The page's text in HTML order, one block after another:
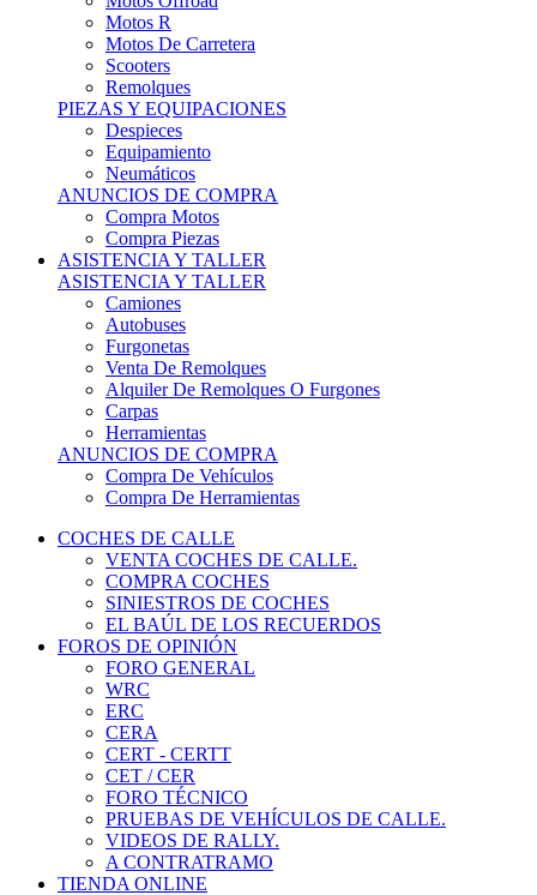
Motos R
Motos De Carretera
Scooters
Remolques
PIEZAS Y EQUIPACIONES
Despieces
Equipamiento
Neumáticos
ANUNCIOS DE COMPRA
Compra Motos
Compra Piezas
ASISTENCIA Y TALLER
ASISTENCIA Y TALLER
Camiones
Autobuses
Furgonetas
Venta De Remolques
Alquiler De Remolques O Furgones
Carpas
Herramientas
ANUNCIOS DE COMPRA
Compra De Vehículos
Compra De Herramientas
COCHES DE CALLE
VENTA COCHES DE CALLE.
COMPRA COCHES
SINIESTROS DE COCHES
EL BAÚL DE LOS RECUERDOS
FOROS DE OPINIÓN
FORO GENERAL
WRC
ERC
CERA
CERT - CERTT
CET / CER
FORO TÉCNICO
PRUEBAS DE VEHÍCULOS DE CALLE.
VIDEOS DE RALLY.
A CONTRATRAMO
TIENDA ONLINE